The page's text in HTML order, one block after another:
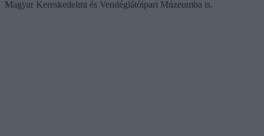
Magyar Kereskedelmi és Vendéglátóipari Múzeumba is.